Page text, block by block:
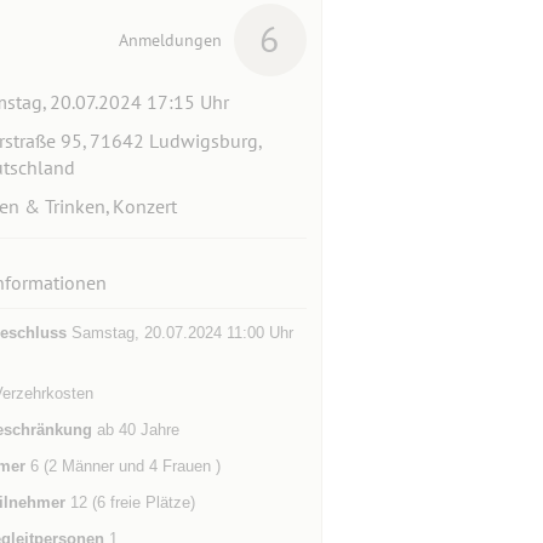
Anmeldungen 6
20.07.2024 17:15 Uhr
95, 71642 Ludwigsburg,
& Trinken, Konzert
Samstag, 20.07.2024 11:00 Uhr
ab 40 Jahre
6 (2 Männer und 4 Frauen )
12 (6 freie Plätze)
1